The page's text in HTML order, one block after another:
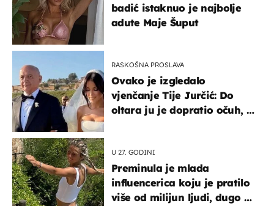
badić istaknuo je najbolje
adute Maje Šuput
RASKOŠNA PROSLAVA
Ovako je izgledalo
vjenčanje Tije Jurčić: Do
oltara ju je dopratio očuh, a
U 27. GODINI
Preminula je mlada
influencerica koju je pratilo
više od milijun ljudi, dugo se